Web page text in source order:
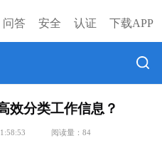
问答 安全 认证 下载APP
效分类工作信息？
阅读量： 84